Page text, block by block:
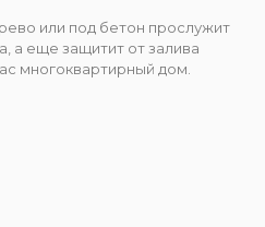
или под бетон прослужит
а еще защитит от залива
многоквартирный дом.